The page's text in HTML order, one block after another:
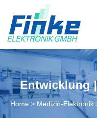
Entwicklung
Home > Medizin-Elektronik